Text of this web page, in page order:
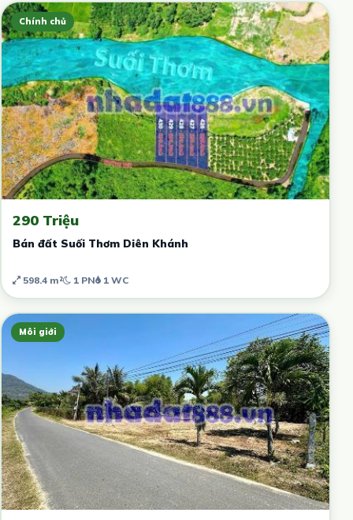
Chính chủ
290 Triệu
Bán đất Suối Thơm Diên Khánh
598.4 m² 1 PN 1 WC
Môi giới